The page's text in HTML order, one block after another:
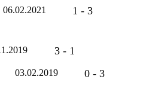
06.02.2021 1 - 3
3 - 1
03.02.2019 0 - 3